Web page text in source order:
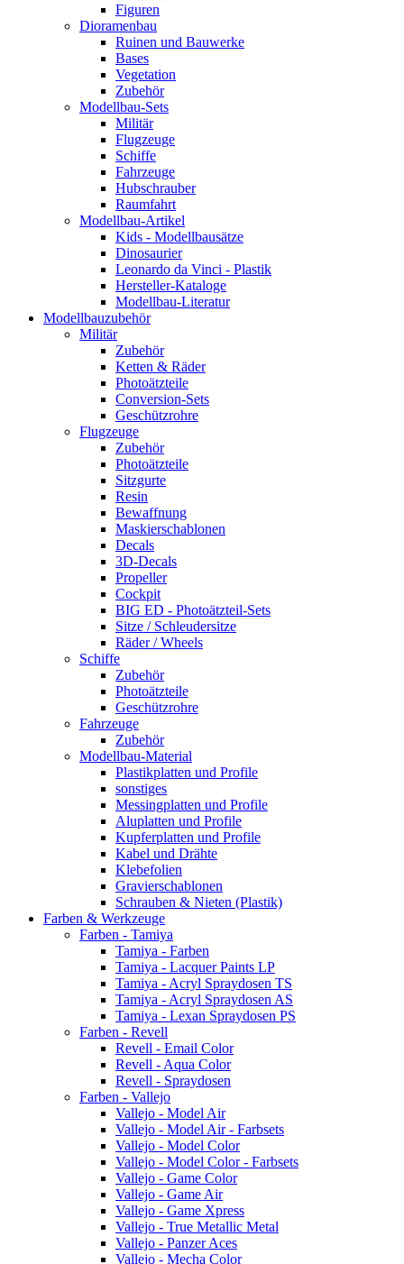
Figuren
Dioramenbau
Ruinen und Bauwerke
Bases
Vegetation
Zubehör
Modellbau-Sets
Militär
Flugzeuge
Schiffe
Fahrzeuge
Hubschrauber
Raumfahrt
Modellbau-Artikel
Kids - Modellbausätze
Dinosaurier
Leonardo da Vinci - Plastik
Hersteller-Kataloge
Modellbau-Literatur
Modellbauzubehör
Militär
Zubehör
Ketten & Räder
Photoätzteile
Conversion-Sets
Geschützrohre
Flugzeuge
Zubehör
Photoätzteile
Sitzgurte
Resin
Bewaffnung
Maskierschablonen
Decals
3D-Decals
Propeller
Cockpit
BIG ED - Photoätzteil-Sets
Sitze / Schleudersitze
Räder / Wheels
Schiffe
Zubehör
Photoätzteile
Geschützrohre
Fahrzeuge
Zubehör
Modellbau-Material
Plastikplatten und Profile
sonstiges
Messingplatten und Profile
Aluplatten und Profile
Kupferplatten und Profile
Kabel und Drähte
Klebefolien
Gravierschablonen
Schrauben & Nieten (Plastik)
Farben & Werkzeuge
Farben - Tamiya
Tamiya - Farben
Tamiya - Lacquer Paints LP
Tamiya - Acryl Spraydosen TS
Tamiya - Acryl Spraydosen AS
Tamiya - Lexan Spraydosen PS
Farben - Revell
Revell - Email Color
Revell - Aqua Color
Revell - Spraydosen
Farben - Vallejo
Vallejo - Model Air
Vallejo - Model Air - Farbsets
Vallejo - Model Color
Vallejo - Model Color - Farbsets
Vallejo - Game Color
Vallejo - Game Air
Vallejo - Game Xpress
Vallejo - True Metallic Metal
Vallejo - Panzer Aces
Vallejo - Mecha Color